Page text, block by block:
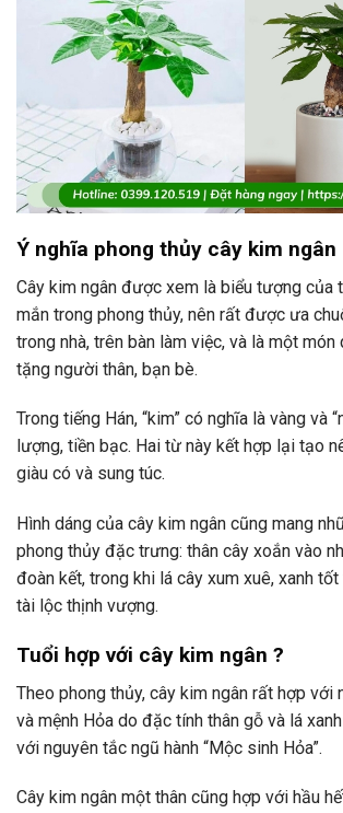
Ý nghĩa phong thủy cây kim ngân
Cây kim ngân được xem là biểu tượng của
mắn trong phong thủy, nên rất được ưa
trong nhà, trên bàn làm việc, và là một món
tặng người thân, bạn bè.
Trong tiếng Hán, “kim” có nghĩa là vàng và
lượng, tiền bạc. Hai từ này kết hợp lại tạo
giàu có và sung túc.
Hình dáng của cây kim ngân cũng mang
phong thủy đặc trưng: thân cây xoắn vào
đoàn kết, trong khi lá cây xum xuê, xanh
tài lộc thịnh vượng.
Tuổi hợp với cây kim ngân ?
Theo phong thủy, cây kim ngân rất hợp với
và mệnh Hỏa do đặc tính thân gỗ và lá
với nguyên tắc ngũ hành “Mộc sinh Hỏa”.
Cây kim ngân một thân cũng hợp với hầu